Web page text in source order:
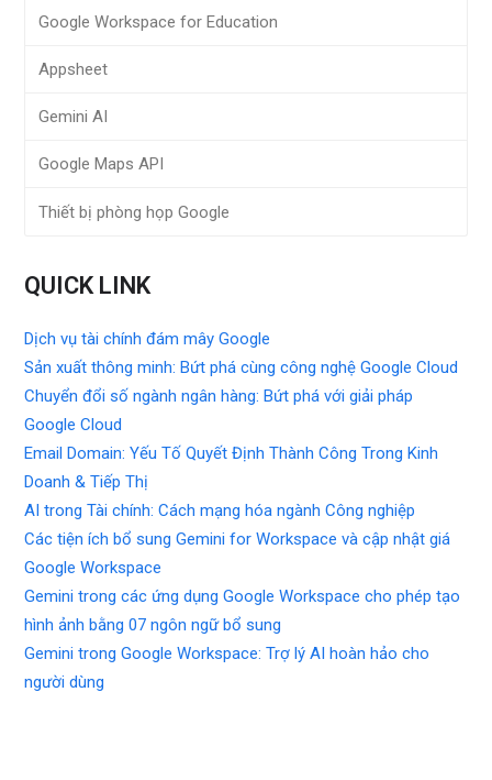
Google Workspace for Education
Appsheet
Gemini AI
Google Maps API
Thiết bị phòng họp Google
QUICK LINK
Dịch vụ tài chính đám mây Google
Sản xuất thông minh: Bứt phá cùng công nghệ Google Cloud
Chuyển đổi số ngành ngân hàng: Bứt phá với giải pháp
Google Cloud
Email Domain: Yếu Tố Quyết Định Thành Công Trong Kinh
Doanh & Tiếp Thị
AI trong Tài chính: Cách mạng hóa ngành Công nghiệp
Các tiện ích bổ sung Gemini for Workspace và cập nhật giá
Google Workspace
Gemini trong các ứng dụng Google Workspace cho phép tạo
hình ảnh bằng 07 ngôn ngữ bổ sung
Gemini trong Google Workspace: Trợ lý AI hoàn hảo cho
người dùng